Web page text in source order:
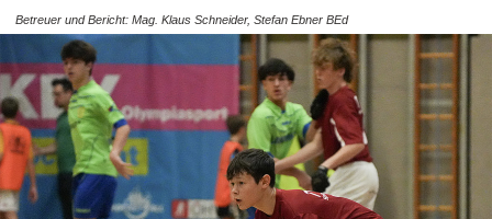
Betreuer und Bericht: Mag. Klaus Schneider, Stefan Ebner BEd